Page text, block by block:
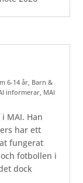
6-14 år, Barn &
informerar, MAI
MAI. Han
har ett
fungerat
fotbollen i
dock